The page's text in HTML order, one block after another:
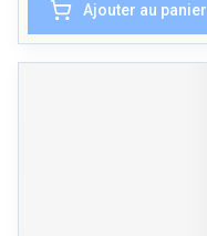
Ajouter au panier